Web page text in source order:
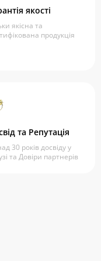
якості
якісна та
продукція
та Репутація
30 років досвіду у
та Довіри партнерів